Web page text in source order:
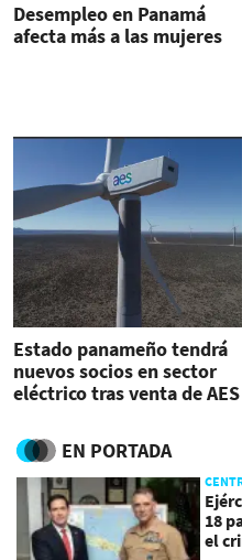
Desempleo en Panamá
afecta más a las mujeres
Estado panameño tendrá
nuevos socios en sector
eléctrico tras venta de AES
EN PORTADA
18
el